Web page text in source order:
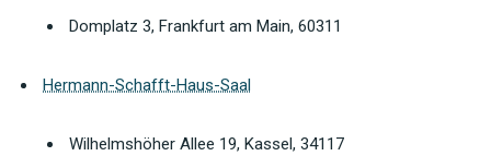
Domplatz 3, Frankfurt am Main, 60311
Hermann-Schafft-Haus-Saal
Wilhelmshöher Allee 19, Kassel, 34117